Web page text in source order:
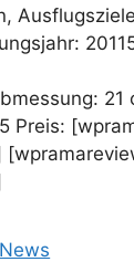
21
Preis: